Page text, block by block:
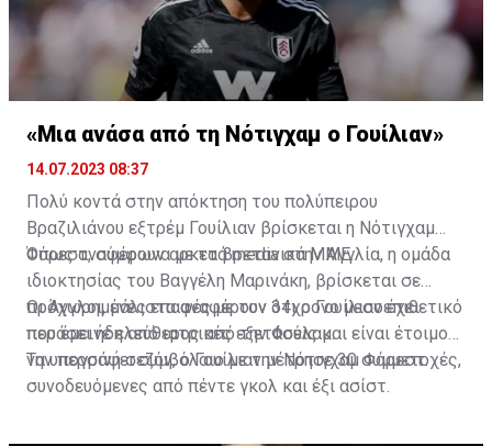
«Μια ανάσα από τη Νότιγχαμ ο Γουίλιαν»
14.07.2023 08:37
Πολύ κοντά στην απόκτηση του πολύπειρου
Βραζιλιάνου εξτρέμ Γουίλιαν βρίσκεται η Νότιγχαμ
Φόρεστ, σύμφωνα με τα βρετανικά ΜΜΕ.
Όπως αναφέρουν αρκετά media στην Αγγλία, η ομάδα
ιδιοκτησίας του Βαγγέλη Μαρινάκη, βρίσκεται σε
προχωρημένες επαφές με τον 34χρονο μεσοεπιθετικό
που έμεινε ελεύθερος από την Φούλαμ.
Οι Άγγλοι, μάλιστα αναφέρουν ότι ο Γουίλιαν έχει
περάσει ήδη από ιατρικές εξετάσεις και είναι έτοιμος
να υπογράψει συμβόλαιο με την Νότιγχαμ Φόρεστ.
Την περσινή σεζόν, ο Γουίλιαν μέτρησε 30 συμμετοχές,
συνοδευόμενες από πέντε γκολ και έξι ασίστ.